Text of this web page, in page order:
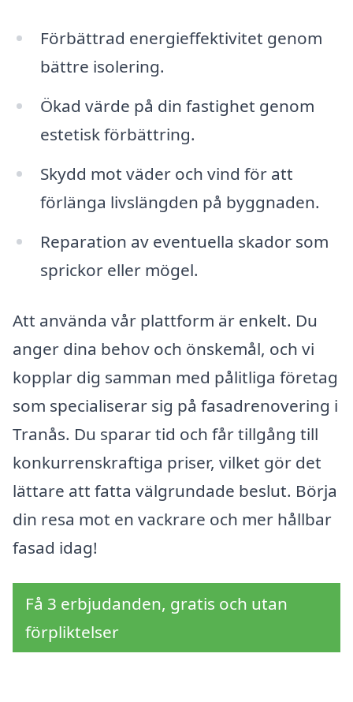
Förbättrad energieffektivitet genom
bättre isolering.
Ökad värde på din fastighet genom
estetisk förbättring.
Skydd mot väder och vind för att
förlänga livslängden på byggnaden.
Reparation av eventuella skador som
sprickor eller mögel.
Att använda vår plattform är enkelt. Du
anger dina behov och önskemål, och vi
kopplar dig samman med pålitliga företag
som specialiserar sig på fasadrenovering i
Tranås. Du sparar tid och får tillgång till
konkurrenskraftiga priser, vilket gör det
lättare att fatta välgrundade beslut. Börja
din resa mot en vackrare och mer hållbar
fasad idag!
Få 3 erbjudanden, gratis och utan
förpliktelser